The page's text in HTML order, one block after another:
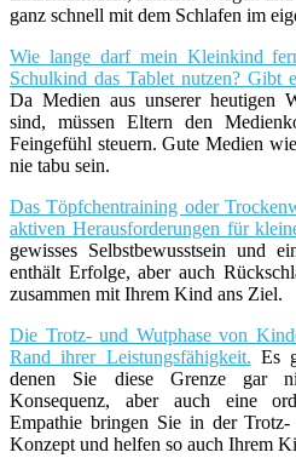
ganz schnell mit dem Schlafen im
Wie lange darf mein Kleinkind
Schulkind das Tablet nutzen? Gibt
Da Medien aus unserer heutigen
sind, müssen Eltern den
Feingefühl steuern. Gute Medien
nie tabu sein.
Das Töpfchentraining oder
aktiven Herausforderungen für
gewisses Selbstbewusstsein und
enthält Erfolge, aber auch
zusammen mit Ihrem Kind ans Ziel.
Die Trotz- und Wutphase von
Rand ihrer Leistungsfähigkeit. Es
denen Sie diese Grenze gar
Konsequenz, aber auch eine
Empathie bringen Sie in der
Konzept und helfen so auch Ihrem